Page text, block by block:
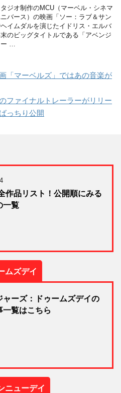
ジオ制作のMCU（マーベル・シネマ
バース）の映画「ソー：ラブ＆サン
イムダルを演じたイドリス・エルバ
のビッグタイトルである「アベンジ
…
「マーベルズ」ではあの音楽が
ファイナルトレーラーがリリー
っちり公開
作品リスト！公開順にみる
一覧
ムズデイ
ャーズ：ドゥームズデイの
一覧はこちら
ューデイ